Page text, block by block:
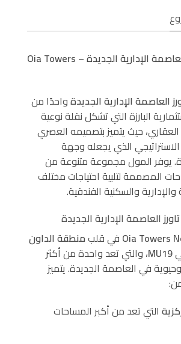
مول أويا تاورز العاصمة الإدارية الجديدة – Oia Towers
العاصمة الإدارية الجديدةواحدًا من
البارزة التي تشكل نقلة نوعية
حيث يتميز بتصميمه العصري
الذي يجعله وجهة
يوفر المول مجموعة متنوعة من
المصممة لتلبية احتياجات مختلف
والإدارية والسكنية الفندقية.
العاصمة الإدارية الجديدة
Oia Towers في قلبمنطقة الداون
MU19، والتي تعد واحدة من أكثر
في العاصمة الجديدة. يتميز
التي تعد من أكبر المساحات